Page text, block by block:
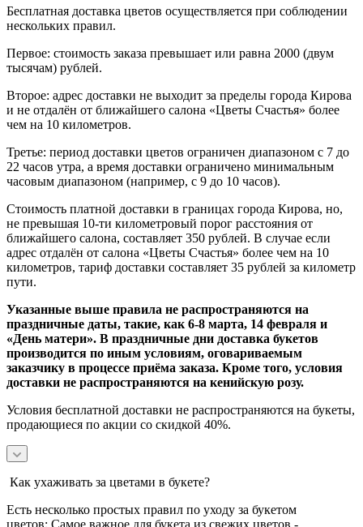
Бесплатная доставка цветов осуществляется при соблюдении
нескольких правил.
Первое: стоимость заказа превышает или равна 2000 (двум
тысячам) рублей.
Второе: адрес доставки не выходит за пределы города Кирова
и не отдалён от ближайшего салона «Цветы Счастья» более
чем на 10 километров.
Третье: период доставки цветов ограничен диапазоном с 7 до
22 часов утра, а время доставки ограничено минимальным
часовым диапазоном (например, с 9 до 10 часов).
Стоимость платной доставки в границах города Кирова, но,
не превышая 10-ти километровый порог расстояния от
ближайшего салона, составляет 350 рублей. В случае если
адрес отдалён от салона «Цветы Счастья» более чем на 10
километров, тариф доставки составляет 35 рублей за километр
пути.
Указанные выше правила не распространяются на
праздничные даты, такие, как 6-8 марта, 14 февраля и
«День матери». В праздничные дни доставка букетов
производится по иным условиям, оговариваемым
заказчику в процессе приёма заказа. Кроме того, условия
доставки не распространяются на кенийскую розу.
Условия бесплатной доставки не распространяются на букеты,
продающиеся по акции со скидкой 40%.
Как ухаживать за цветами в букете?
Есть несколько простых правил по уходу за букетом
цветов: Самое важное для букета из свежих цветов -